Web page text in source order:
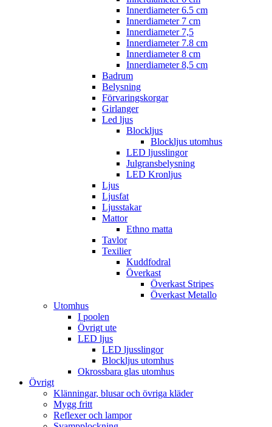
Innerdiameter 6.5 cm
Innerdiameter 7 cm
Innerdiameter 7,5
Innerdiameter 7.8 cm
Innerdiameter 8 cm
Innerdiameter 8,5 cm
Badrum
Belysning
Förvaringskorgar
Girlanger
Led ljus
Blockljus
Blockljus utomhus
LED ljusslingor
Julgransbelysning
LED Kronljus
Ljus
Ljusfat
Ljusstakar
Mattor
Ethno matta
Tavlor
Texilier
Kuddfodral
Överkast
Överkast Stripes
Överkast Metallo
Utomhus
I poolen
Övrigt ute
LED ljus
LED ljusslingor
Blockljus utomhus
Okrossbara glas utomhus
Övrigt
Klänningar, blusar och övriga kläder
Mygg fritt
Reflexer och lampor